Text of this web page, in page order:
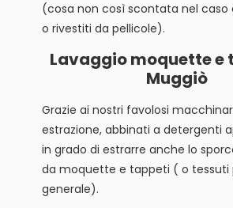
(cosa non così scontata nel
o rivestiti da pellicole).
Lavaggio moquette e
Muggiò
Grazie ai nostri favolosi
estrazione, abbinati a detergenti
in grado di estrarre anche lo
da moquette e tappeti ( o tessuti
generale).